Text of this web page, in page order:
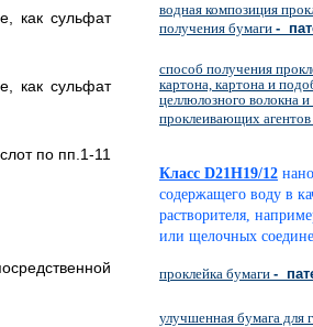
как сульфат
как сульфат
по пп.1-11
водная композиция
получения бумаги -
способ получения
картона, картона и
целлюлозного волокна
проклеивающих агентов
Класс D21H19/12
содержащего воду в
растворителя,
или щелочных
проклейка бумаги -
улучшенная бумага для